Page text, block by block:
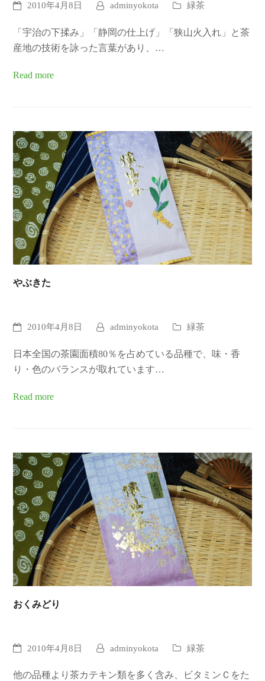
2010年4月8日 adminyokota 緑茶
「宇治の下揉み」「静岡の仕上げ」「狭山火入れ」と茶
産地の技術を詠った言葉があり、…
Read more
やぶきた
2010年4月8日 adminyokota 緑茶
日本全国の茶園面積80％を占めている品種で、味・香
り・色のバランスが取れています…
Read more
おくみどり
2010年4月8日 adminyokota 緑茶
他の品種より茶カテキン類を多く含み、ビタミンＣをた